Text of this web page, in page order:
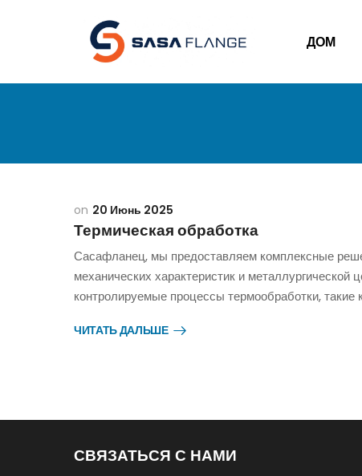
ДОМ
20 Июнь 2025
Термическая обработка
Сасафланец, мы предоставляем комплексные
механических характеристик и
контролируемые процессы термообработки, такие
ЧИТАТЬ ДАЛЬШЕ
СВЯЗАТЬСЯ С НАМИ